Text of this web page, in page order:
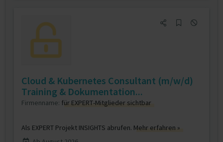
Cloud & Kubernetes Consultant (m/w/d)
Training & Dokumentation...
Firmenname: für EXPERT-Mitglieder sichtbar
Als EXPERT Projekt INSIGHTS abrufen. Mehr erfahren »